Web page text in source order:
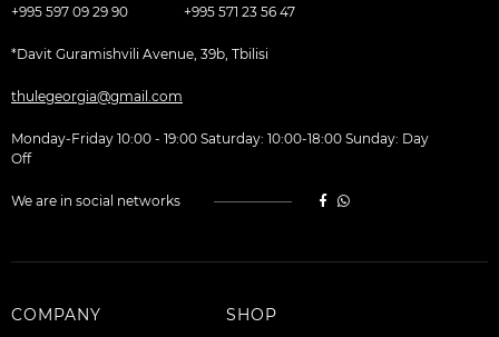
+995 597 09 29 90 +995 571 23 56 47
*Davit Guramishvili Avenue, 39b, Tbilisi
thulegeorgia@gmail.com
Monday-Friday 10:00 - 19:00 Saturday: 10:00-18:00 Sunday: Day
Off
We are in social networks
COMPANY SHOP